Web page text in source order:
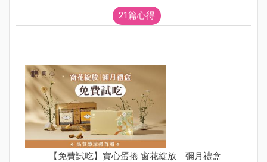
21篇心得
【免費試吃】實心蛋捲 窗花綻放｜彌月禮盒